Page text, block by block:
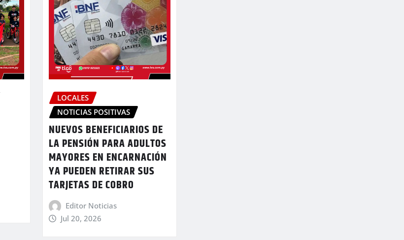
LOCALES
NOTICIAS POSITIVAS
NUEVOS BENEFICIARIOS DE
LA PENSIÓN PARA ADULTOS
MAYORES EN ENCARNACIÓN
YA PUEDEN RETIRAR SUS
TARJETAS DE COBRO
Editor Noticias
Jul 20, 2026